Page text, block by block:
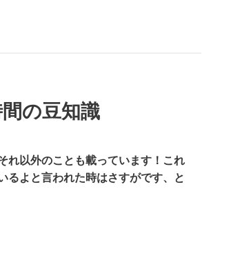
の豆知識
れ以外のことも載っています！これ
るよと言われた時はさすがです、と